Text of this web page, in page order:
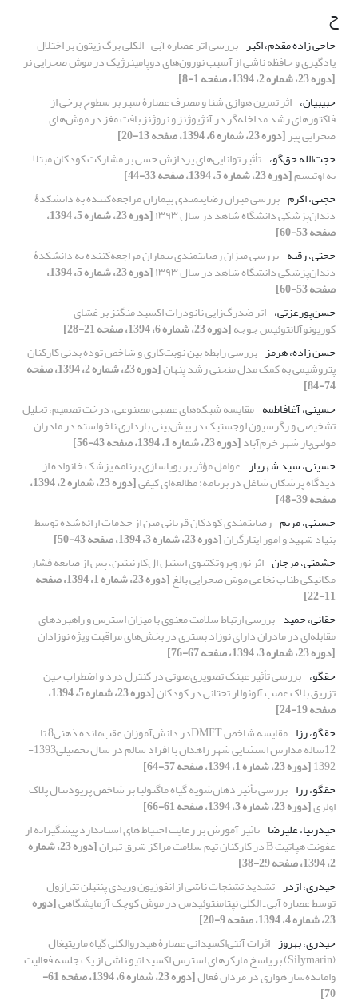
ح
حاجی زاده مقدم، اکبر بررسی اثر عصاره آبی- الکلی برگ زیتون بر اختلال
یادگیری و حافظه ناشی از آسیب نورون‌های دوپامینرژیک در موش‌ صحرایی نر
[دوره 23، شماره 2، 1394، صفحه 1-8]
حبیبیان، اثر تمرین هوازی شنا و مصرف عصارۀ سیر بر سطوح برخی از
فاکتور‌های رشد مداخله‌گر در آنژیوژنز و نروژنز بافت مغز در موش‌های
صحرایی پیر[دوره 23، شماره 6، 1394، صفحه 13-20]
حجت‌الله حق‌گو، تأثیر توانایی‌های پردازش حسی بر مشارکت کودکان مبتلا
به اوتیسم[دوره 23، شماره 5، 1394، صفحه 33-44]
حجتی، اکرم بررسی میزان رضایتمندی بیماران مراجعه‌کننده به دانشکدۀ
دندان‌پزشکی دانشگاه شاهد در سال ۱۳۹۳ [دوره 23، شماره 5، 1394،
صفحه 53-60]
حجتی، رقیه بررسی میزان رضایتمندی بیماران مراجعه‌کننده به دانشکدۀ
دندان‌پزشکی دانشگاه شاهد در سال ۱۳۹۳ [دوره 23، شماره 5، 1394،
صفحه 53-60]
حسن‌پورعزتی، اثر ضدرگ‌زایی نانوذرات اکسید منگنز بر غشای
کوریونوآلانتوئیس جوجه[دوره 23، شماره 6، 1394، صفحه 21-28]
حسن زاده، هرمز بررسی رابطه بین نوبت‌کاری و شاخص توده بدنی کارکنان
پتروشیمی به کمک مدل منحنی رشد پنهان [دوره 23، شماره 2، 1394، صفحه
74-84]
حسینی، آغافاطمه مقایسه شبکه‌های عصبی مصنوعی، درخت تصمیم، تحلیل
تشخیصی و رگرسیون لوجستیک در پیش‌بینی بارداری ناخواسته در مادران
مولتی‌پار شهر خرم‌آباد[دوره 23، شماره 1، 1394، صفحه 43-56]
حسینی، سید شهریار عوامل مؤثر بر پویاسازی برنامه پزشک خانواده از
دیدگاه پزشکان شاغل در برنامه: مطالعه‌ای کیفی [دوره 23، شماره 2، 1394،
صفحه 39-48]
حسینی، مریم رضایتمندی کودکان قربانی مین از خدمات ارائه‌شده توسط
بنیاد شهید و امور ایثارگران[دوره 23، شماره 3، 1394، صفحه 43-50]
حشمتی، مرجان اثر نوروپروتکتیوی استیل ال‌کارنیتین، پس از ضایعه فشار
مکانیکی طناب نخاعی موش صحرایی بالغ [دوره 23، شماره 1، 1394، صفحه
11-22]
حقانی، حمید بررسی ارتباط سلامت معنوی با میزان استرس و راهبردهای
مقابله‌ای‌‌ در مادران دارای نوزاد بستری در بخش‌های مراقبت ویژه نوزادان
[دوره 23، شماره 3، 1394، صفحه 67-76]
حقگو، بررسی تأثیر عینک تصویری‌صوتی در کنترل درد و اضطراب حین
تزریق بلاک عصب آلوئولار تحتانی در کودکان [دوره 23، شماره 5، 1394،
صفحه 19-24]
حقگو، رزا
مقایسه شاخص DMFTدر دانش‌آموزان عقب‌مانده ذهنی8 تا
12ساله مدارس استثنایی شهر زاهدان با افراد سالم در سال تحصیلی1393-
1392[دوره 23، شماره 1، 1394، صفحه 57-64]
حقگو، رزا بررسی تأثیر دهان‌شویه گیاه ماگنولیا بر شاخص پریودنتال پلاک
اولری[دوره 23، شماره 3، 1394، صفحه 61-66]
حیدرنیا، علیرضا تاثیر آموزش بر رعایت احتیاط های استاندارد پیشگیرانه از
عفونت هپاتیت B در کارکنان تیم سلامت مراکز شرق تهران [دوره 23، شماره
2، 1394، صفحه 29-38]
حیدری، اژدر تشدید تشنجات ناشی از انفوزیون وریدی پنتیلن تترازول
توسط عصاره آبی ـ الکلی نپتامنتوئیدس در موش کوچک آزمایشگاهی[دوره
23، شماره 4، 1394، صفحه 9-20]
حیدری، بهروز اثرات آنتی‌اکسیدانی عصارۀ هیدروالکلی گیاه ماریتیغال
(Silymarin) بر پاسخ مارکرهای استرس اکسیداتیو ناشی از یک جلسه فعالیت
وامانده‌ساز هوازی در مردان فعال [دوره 23، شماره 6، 1394، صفحه 61-
70]